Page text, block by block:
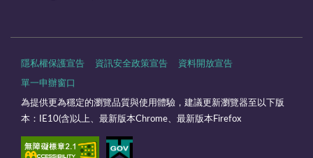
隱私權保護宣告 資訊安全政策宣告 資料開放宣告
單一申辦窗口
為提供更為穩定的瀏覽品質與使用體驗，建議更新瀏覽器至以下版
本：IE10(含)以上、最新版本Chrome、最新版本Firefox